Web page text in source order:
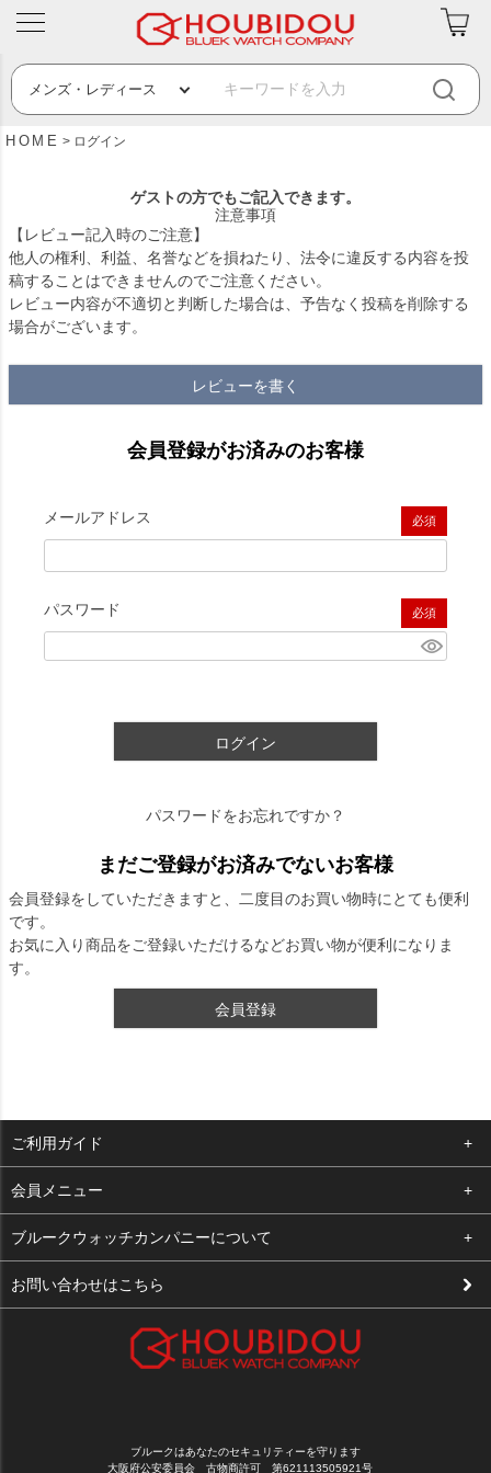
HOME ログイン
ゲストの方でもご記入できます。
注意事項
【レビュー記入時のご注意】
他人の権利、利益、名誉などを損ねたり、法令に違反する内容を投
稿することはできませんのでご注意ください。
レビュー内容が不適切と判断した場合は、予告なく投稿を削除する
場合がございます。
レビューを書く
会員登録がお済みのお客様
メールアドレス
(必須)
パスワード
(必須)
ログイン
パスワードをお忘れですか？
まだご登録がお済みでないお客様
会員登録をしていただきますと、二度目のお買い物時にとても便利
です。
お気に入り商品をご登録いただけるなどお買い物が便利になりま
す。
会員登録
ご利用ガイド
よくある質問
支払い・送料
修理依頼
会員メニュー
ログイン
お気に入り
ブルークウォッチカンパニーについて
会社概要
お問い合わせはこちら
ブルークはあなたのセキュリティーを守ります
大阪府公安委員会 古物商許可 第621113505921号